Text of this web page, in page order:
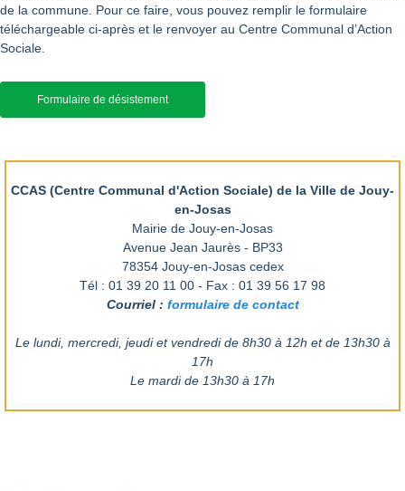
de la commune. Pour ce faire, vous pouvez remplir le formulaire
téléchargeable ci-après et le renvoyer au Centre Communal d’Action
Sociale.
Formulaire de désistement
CCAS (Centre Communal d'Action Sociale) de la Ville de Jouy-
en-Josas
Mairie de Jouy-en-Josas
Avenue Jean Jaurès - BP33
78354 Jouy-en-Josas cedex
Tél : 01 39 20 11 00 - Fax : 01 39 56 17 98
Courriel : formulaire de contact
Le lundi, mercredi, jeudi et vendredi de 8h30 à 12h et de 13h30 à
17h
Le mardi de 13h30 à 17h